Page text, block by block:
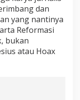
dan
yang nantinya
Reformasi
bukan
atau Hoax